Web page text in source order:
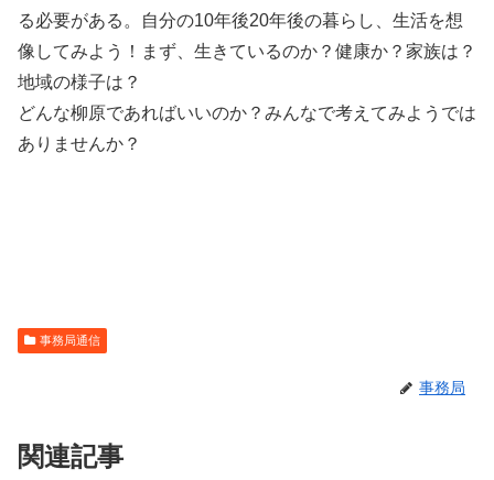
る必要がある。自分の10年後20年後の暮らし、生活を想
像してみよう！まず、生きているのか？健康か？家族は？
地域の様子は？
どんな柳原であればいいのか？みんなで考えてみようでは
ありませんか？
事務局通信
事務局
関連記事